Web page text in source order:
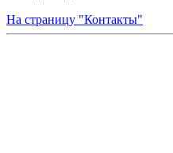
На страницу "Контакты"